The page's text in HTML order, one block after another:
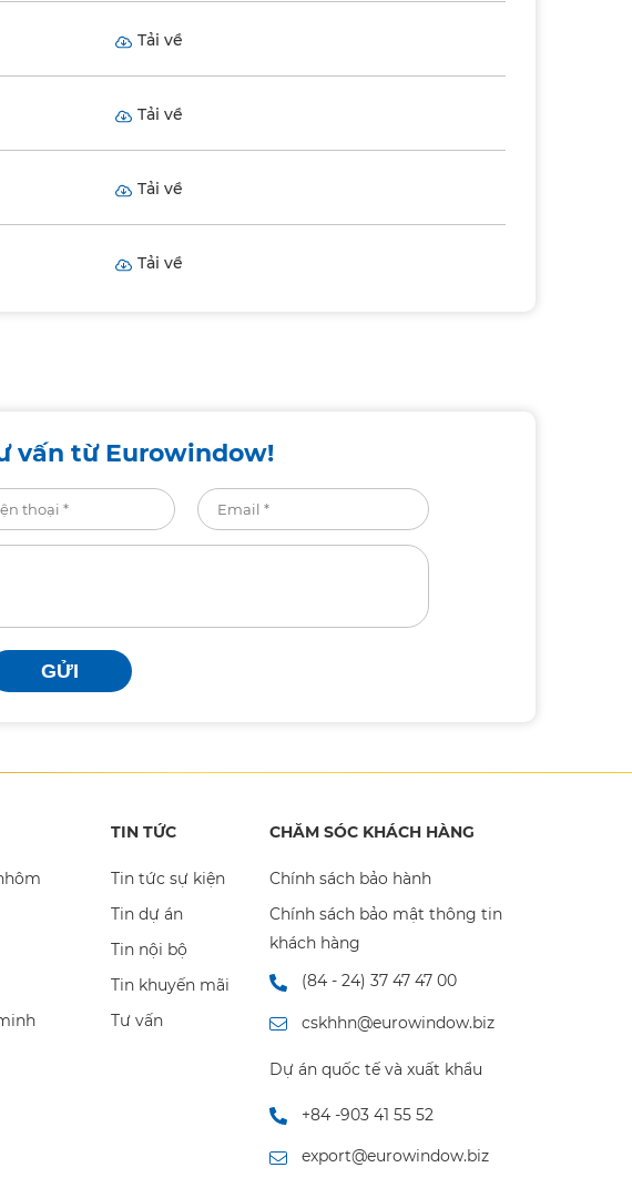
Tải về
Tải về
Tải về
Tải về
vấn từ Eurowindow!
GỬI
TIN TỨC
Tin tức sự kiện
Tin dự án
Tin nội bộ
Tin khuyến mãi
Tư vấn
CHĂM SÓC KHÁCH HÀNG
Chính sách bảo hành
Chính sách bảo mật thông tin
khách hàng
(84 - 24) 37 47 47 00
cskhhn@eurowindow.biz
Dự án quốc tế và xuất khẩu
+84 -903 41 55 52
export@eurowindow.biz